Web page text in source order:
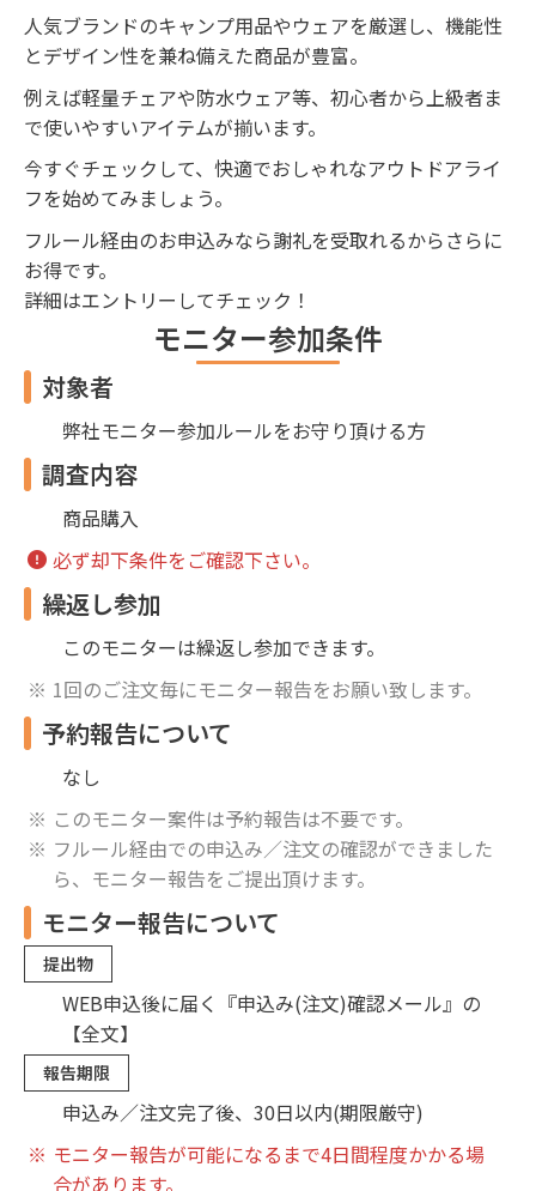
人気ブランドのキャンプ用品やウェアを厳選し、機能性
とデザイン性を兼ね備えた商品が豊富。
例えば軽量チェアや防水ウェア等、初心者から上級者ま
で使いやすいアイテムが揃います。
今すぐチェックして、快適でおしゃれなアウトドアライ
フを始めてみましょう。
フルール経由のお申込みなら謝礼を受取れるからさらに
お得です。
詳細はエントリーしてチェック！
モニター参加条件
対象者
弊社モニター参加ルールをお守り頂ける方
調査内容
商品購入
必ず却下条件をご確認下さい。
繰返し参加
このモニターは繰返し参加できます。
1回のご注文毎にモニター報告をお願い致します。
予約報告について
なし
このモニター案件は予約報告は不要です。
フルール経由での申込み／注文の確認ができました
ら、モニター報告をご提出頂けます。
モニター報告について
提出物
WEB申込後に届く『申込み(注文)確認メール』の
【全文】
報告期限
申込み／注文完了後、30日以内(期限厳守)
モニター報告が可能になるまで4日間程度かかる場
合があります。